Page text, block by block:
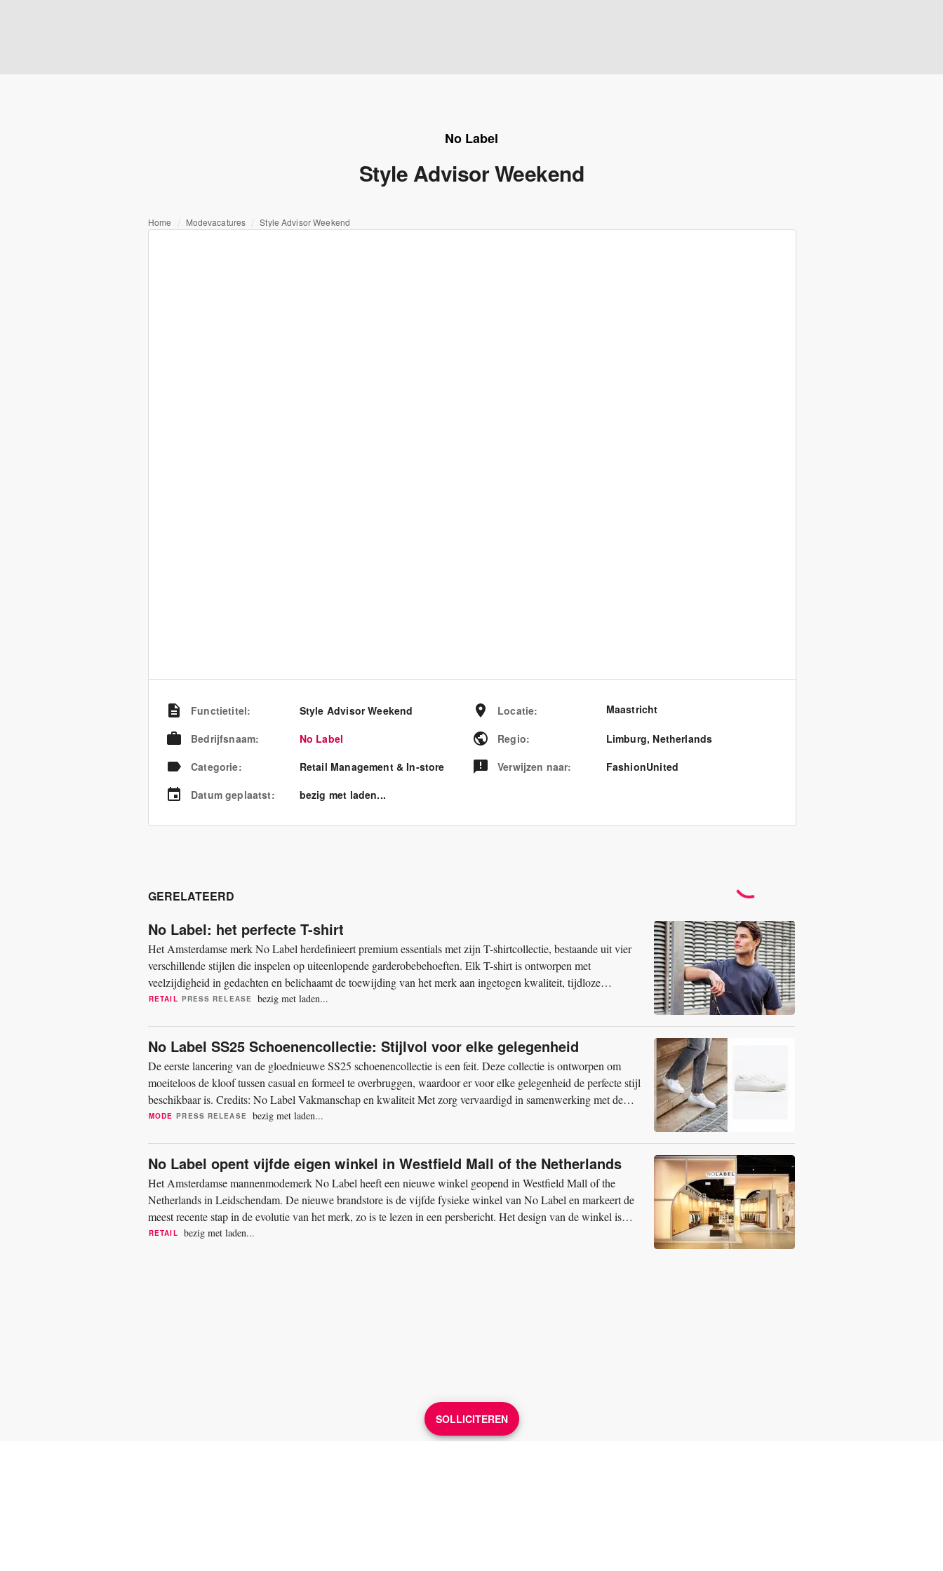
No Label
Style Advisor Weekend
Home Modevacatures Style Advisor Weekend
SOLLICITEREN
Functietitel:
Style Advisor Weekend
Bedrijfsnaam:
No Label
Categorie:
Retail Management & In-store
Datum geplaatst: bezig met laden...
Locatie: Maastricht
Regio: Limburg, Netherlands
Verwijzen naar: FashionUnited
GERELATEERD
No Label: het perfecte T-shirt
Het Amsterdamse merk No Label herdefinieert premium essentials met zijn T-shirtcollectie, bestaande uit vier
verschillende stijlen die inspelen op uiteenlopende garderobebehoeften. Elk T-shirt is ontworpen met
veelzijdigheid in gedachten en belichaamt de toewijding van het merk aan ingetogen kwaliteit, tijdloze
silhouetten en onberispelijk...
RETAIL PRESS RELEASE bezig met laden...
No Label SS25 Schoenencollectie: Stijlvol voor elke gelegenheid
De eerste lancering van de gloednieuwe SS25 schoenencollectie is een feit. Deze collectie is ontworpen om
moeiteloos de kloof tussen casual en formeel te overbruggen, waardoor er voor elke gelegenheid de perfecte stijl
beschikbaar is. Credits: No Label Vakmanschap en kwaliteit Met zorg vervaardigd in samenwerking met de
vertrouwde partners bij...
MODE PRESS RELEASE bezig met laden...
No Label opent vijfde eigen winkel in Westfield Mall of the Netherlands
Het Amsterdamse mannenmodemerk No Label heeft een nieuwe winkel geopend in Westfield Mall of the
Netherlands in Leidschendam. De nieuwe brandstore is de vijfde fysieke winkel van No Label en markeert de
meest recente stap in de evolutie van het merk, zo is te lezen in een persbericht. Het design van de winkel is
bedacht door Pepijn Smit van...
RETAIL bezig met laden...